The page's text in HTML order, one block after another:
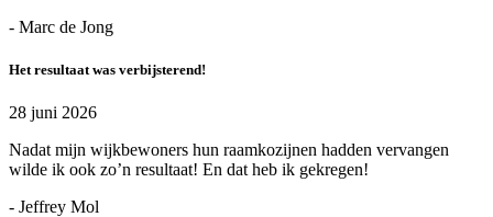
- Marc de Jong
Het resultaat was verbijsterend!
28 juni 2026
Nadat mijn wijkbewoners hun raamkozijnen hadden vervangen
wilde ik ook zo’n resultaat! En dat heb ik gekregen!
- Jeffrey Mol